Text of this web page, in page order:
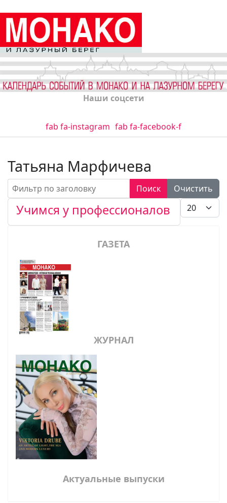
Наши соцсети
fab fa-instagram fab fa-facebook-f
Татьяна Марфичева
Фильтр по заголовку Поиск
Очистить
Кол-во
Учимся у профессионалов
ГАЗЕТА
ЖУРНАЛ
Актуальные выпуски